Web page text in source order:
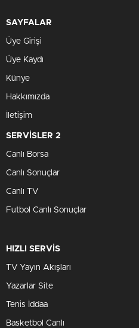
SAYFALAR
Üye Girişi
Üye Kaydı
Künye
Hakkımızda
İletişim
SERVİSLER 2
Canlı Borsa
Canlı Sonuçlar
Canlı TV
Futbol Canlı Sonuçlar
HIZLI SERVİS
TV Yayın Akışları
Yazarlar Site
Tenis İddaa
Basketbol Canlı